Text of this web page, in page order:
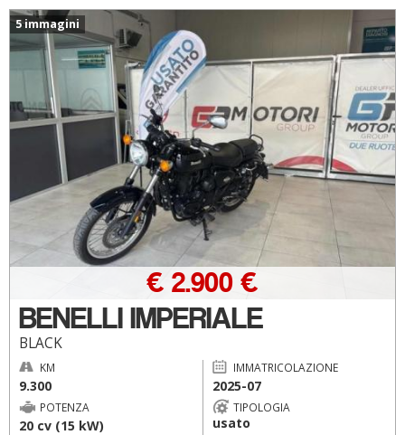
5 immagini
BENELLI IMPERIALE
BLACK
€ 2.900 €
KM
9.300
IMMATRICOLAZIONE
2025-07
POTENZA
20 cv (15 kW)
TIPOLOGIA
usato